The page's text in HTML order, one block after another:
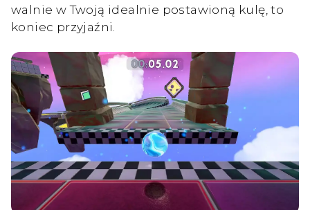
walnie w Twoją idealnie postawioną kulę, to
koniec przyjaźni.